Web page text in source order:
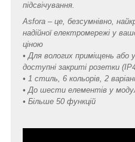
підсвічування.
Asfora – це, безсумнівно,
надійної електромережі у
ціною
• Для вологих приміщень або
доступні закриті розетки
• 1 стиль, 6 кольорів, 2
• До шести елементів у
• Більше 50 функцій